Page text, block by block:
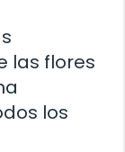
las flores
los